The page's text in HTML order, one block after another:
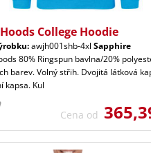
College Hoodie
awjh001shb-4xl Sapphire
80% Ringspun bavlna/20%
barev. Volný střih. Dvojitá látková
kapsa. Kul
Cena od